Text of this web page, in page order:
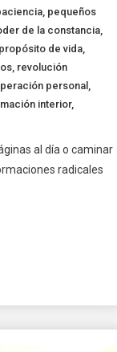
pequeños
de la constancia
propósito de vida
revolución
personal
interior,
al día o caminar
radicales